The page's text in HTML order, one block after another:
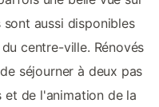
aussi disponibles
centre-ville. Rénovés
séjourner à deux pas
et de l'animation de la